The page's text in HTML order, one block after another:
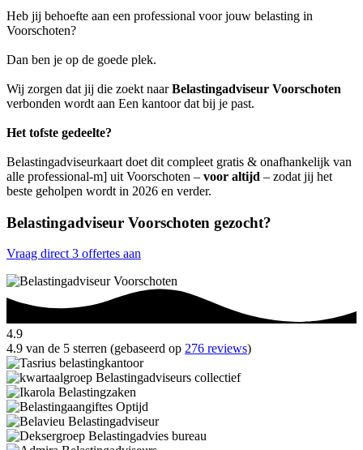
Heb jij behoefte aan een professional voor jouw belasting in
Voorschoten?
Dan ben je op de goede plek.
Wij zorgen dat jij die zoekt naarBelastingadviseur Voorschoten
verbonden wordt aan Een kantoor dat bij je past.
Het tofste gedeelte?
Belastingadviseurkaart doet dit compleet gratis & onafhankelijk van
alle professional-m] uit Voorschoten – voor altijd – zodat jij het
beste geholpen wordt in 2026 en verder.
Belastingadviseur Voorschoten gezocht?
Vraag direct 3 offertes aan
4.9
4.9 van de 5 sterren (gebaseerd op 276 reviews)